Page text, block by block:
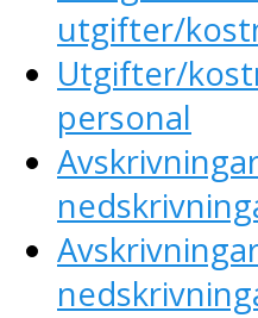
utgifter/
Utgifter/
personal